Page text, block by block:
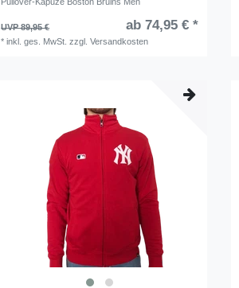
UVP 89,95 € ab 74,95 € *
*inkl. ges. MwSt. zzgl.Versandkosten